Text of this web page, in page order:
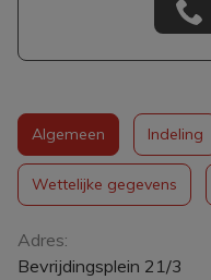
Algemeen Indeling
Wettelijke gegevens
Algemeen
Adres:
Bevrijdingsplein 21/3